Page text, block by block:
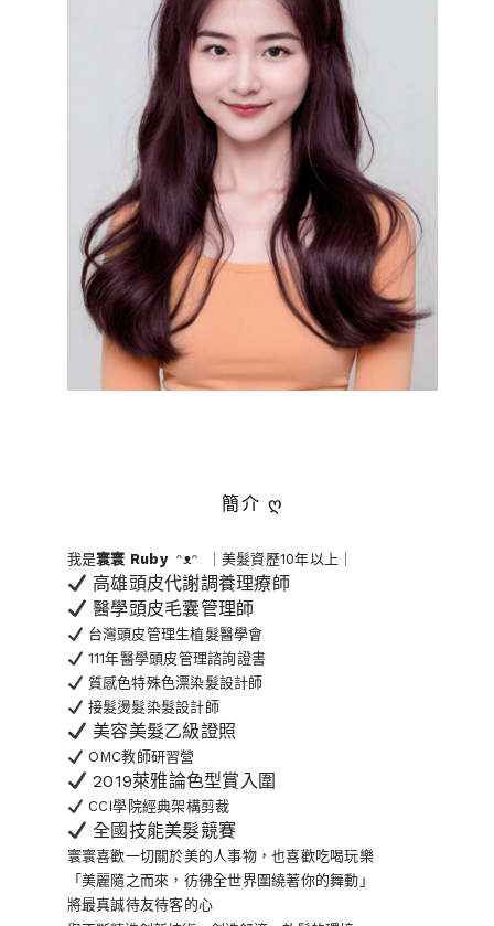
簡介 ღ
我是寰寰 Rubyᵔᴥᵔ ｜美髮資歷10年以上｜
高雄頭皮代謝調養理療師
醫學頭皮毛囊管理師
台灣頭皮管理生植髮醫學會
111年醫學頭皮管理諮詢證書
質感色特殊色漂染髮設計師
接髮燙髮染髮設計師
美容美髮乙級證照
OMC教師研習營
2019萊雅論色型賞入圍
CCI學院經典架構剪裁
全國技能美髮競賽
寰寰喜歡一切關於美的人事物，也喜歡吃喝玩樂
「美麗隨之而來，彷彿全世界圍繞著你的舞動」
將最真誠待友待客的心